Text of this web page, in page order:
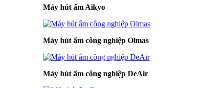
Máy hút ẩm Aikyo
Máy hút ẩm công nghiệp Olmas
Máy hút ẩm công nghiệp DeAir